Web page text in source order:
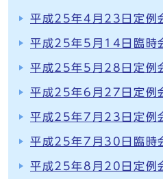
平成25年4月23日定例
平成25年5月14日臨時
平成25年5月28日定例
平成25年6月27日定例
平成25年7月23日定例
平成25年7月30日臨時
平成25年8月20日定例